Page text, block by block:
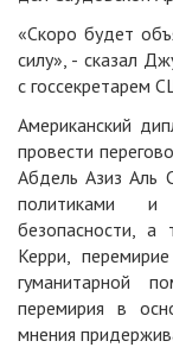
«Скоро будет
силу», - сказал
с госсекретарем
Американский
провести
Абдель Азиз Аль
политиками и
безопасности,
Керри,
гуманитарной
перемирия в
мнения